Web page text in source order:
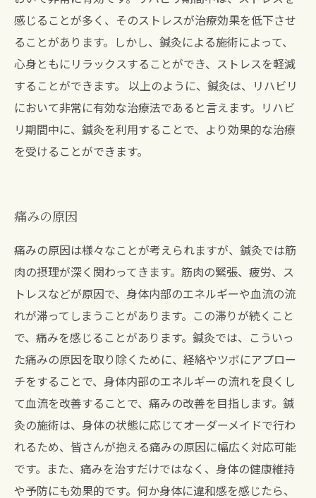
感じることが多く、そのストレスが治療効果を低下させ
ることがあります。しかし、鍼灸による施術によって、
心身ともにリラックスすることができ、ストレスを軽減
することができます。 以上のように、鍼灸は、リハビリ
において非常に有効な治療法であると言えます。リハビ
リ期間中に、鍼灸を利用することで、より効果的な治療
を受けることができます。
痛みの原因
痛みの原因は様々なことが考えられますが、鍼灸では筋
肉の摂理が深く関わってきます。筋肉の緊張、疲労、ス
トレスなどが原因で、身体内部のエネルギーや血流の流
れが滞ってしまうことがあります。この滞りが続くこと
で、痛みを感じることがあります。鍼灸では、こういっ
た痛みの原因を取り除くために、経絡やツボにアプロー
チをすることで、身体内部のエネルギーの流れを良くし
て血流を改善することで、痛みの改善を目指します。鍼
灸の施術は、身体の状態に応じてオーダーメイドで行わ
れるため、皆さんが抱える痛みの原因に幅広く対応可能
です。また、痛みを治すだけではなく、身体の健康維持
や予防にも効果的です。何か身体に違和感を感じたら、